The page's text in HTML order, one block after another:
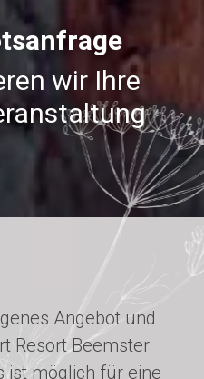
wir Ihre
Angebot und
Resort Beemster
ist möglich für eine